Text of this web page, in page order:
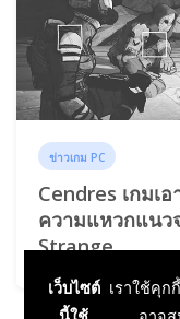
ข่าวเกม PC
Cendres เกมเ
ความแหวกแนว
Strange
เว็บไซต์ เราใช้คุก